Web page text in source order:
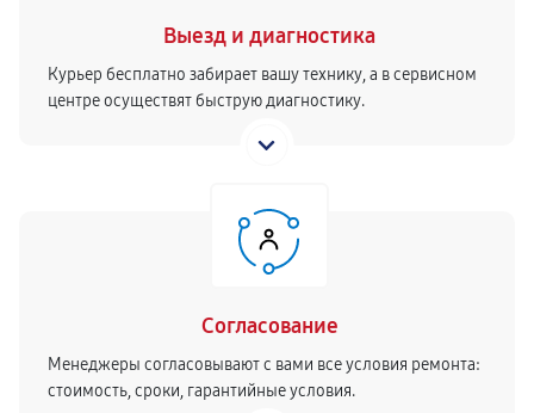
Выезд и диагностика
Курьер бесплатно забирает вашу технику, а в сервисном
центре осуществят быструю диагностику.
Согласование
Менеджеры согласовывают с вами все условия ремонта:
стоимость, сроки, гарантийные условия.